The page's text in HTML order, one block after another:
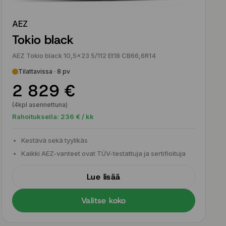
AEZ
Tokio black
AEZ Tokio black 10,5x23 5/112 Et18 CB66,6R14
Tilattavissa · 8 pv
2 829 €
(4kpl asennettuna)
Rahoituksella: 236 € / kk
Kestävä sekä tyylikäs
Kaikki AEZ-vanteet ovat TÜV-testattuja ja sertifioituja
Lue lisää
Valitse koko